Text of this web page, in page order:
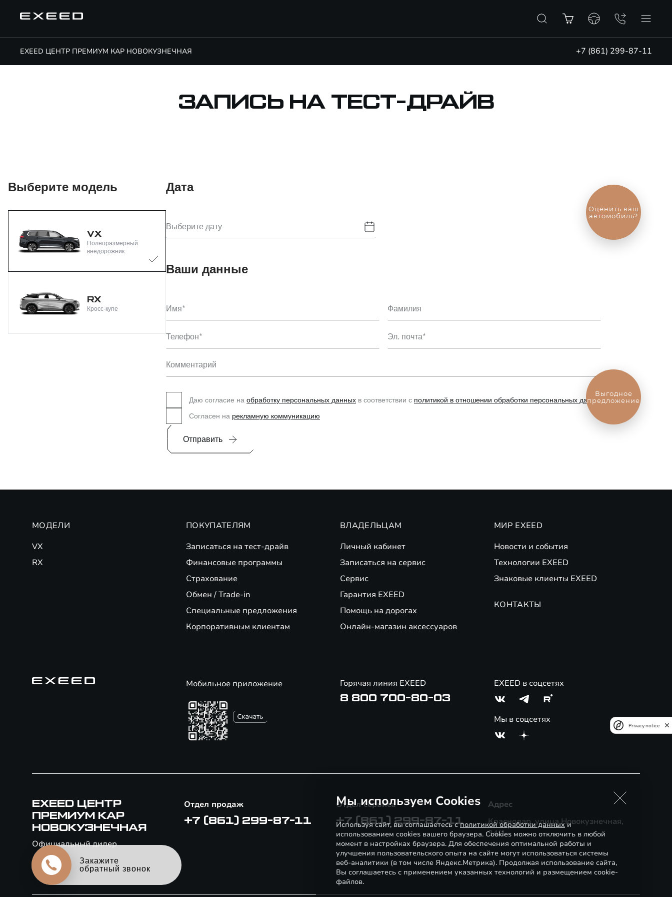
EXEED ЦЕНТР ПРЕМИУМ КАР НОВОКУЗНЕЧНАЯ +7 (861) 299-87-11
ЗАПИСЬ НА ТЕСТ-ДРАЙВ
Выберите модель
VX
Полноразмерный
внедорожник
RX
Кросс-купе
Дата
Выберите дату
Ваши данные
Имя Фамилия
Телефон Эл. почта
Комментарий
Даю согласие на обработку персональных данных в соответствии с политикой в отношении обработки персональных данных*
Согласен на рекламную коммуникацию
Отправить
МОДЕЛИ
VX
RX
ПОКУПАТЕЛЯМ
Записаться на тест-драйв
Финансовые программы
Страхование
Обмен / Trade-in
Специальные предложения
Корпоративным клиентам
ВЛАДЕЛЬЦАМ
Личный кабинет
Записаться на сервис
Сервис
Гарантия EXEED
Помощь на дорогах
Онлайн-магазин аксессуаров
МИР EXEED
Новости и события
Технологии EXEED
Знаковые клиенты EXEED
КОНТАКТЫ
Мобильное приложение Горячая линия EXEED
8 800 700-80-03
EXEED в соцсетях
Мы в соцсетях
EXEED ЦЕНТР
ПРЕМИУМ КАР
НОВОКУЗНЕЧНАЯ
Официальный дилер
Отдел продаж
+7 (861) 299-87-11
Отдел сервиса
+7 (861) 299-87-11
Адрес
Краснодар, улица Новокузнечная,
34/1
Мы используем Cookies
Используя сайт, вы соглашаетесь сполитикой обработки данныхи
использованием cookies вашего браузера. Cookies можно отключить в любой
момент в настройках браузера. Для обеспечения оптимальной работы и
улучшения пользовательского опыта на сайте могут использоваться системы
веб-аналитики (в том числе Яндекс.Метрика). Продолжая использование сайта,
Вы соглашаетесь с применением указанных технологий и размещением cookie-
файлов.
обмен
автомобиля
Выгодное
предложение
Закажите
обратный звонок
Privacy notice